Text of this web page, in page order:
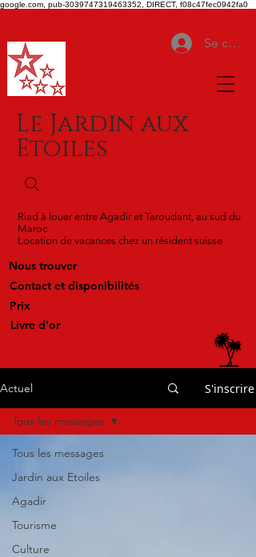
google.com, pub-3039747319463352, DIRECT, f08c47fec0942fa0
Se
Le Jardin aux
Etoiles
Riad à louer entre Agadir et Taroudant, au sud du
Maroc
Location de vacances chez un résident suisse
Nous trouver
Contact et disponibilités
Prix
Livre d'or
Actuel S'inscrire
Tous les messages
Jardin aux Etoiles
Agadir
Tourisme
Culture
Tous les messages